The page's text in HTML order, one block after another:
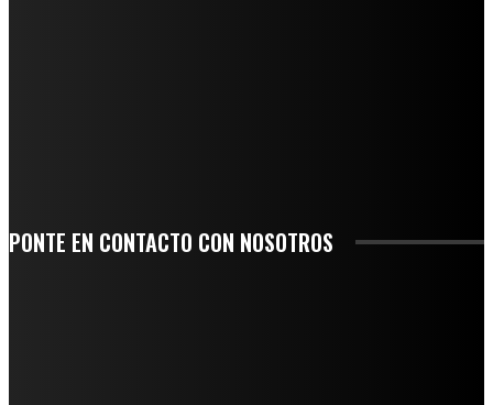
PONTE EN CONTACTO CON NOSOTROS